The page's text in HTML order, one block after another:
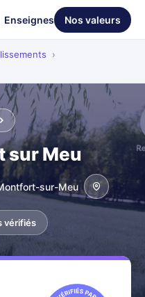
Enseignes Nos valeurs
›
sur Meu
sur-Meu
vérifiés